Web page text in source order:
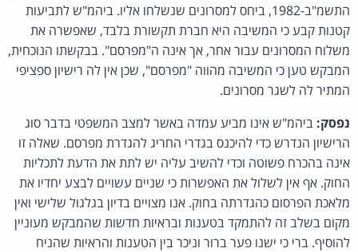
התשמ"ב-1982, ביחס למסרונים שנשלחו אליו. ביהמ"ש לתביעות
קטנות קבע כי המשיבה היא חברת תקשורת בלבד, שאפשרה את
משלוח המסרונים עבור אחר, אך אינה ה"מפרסם". בבקשתו הנוכחית,
המבקש טען כי המשיבה מהווה "מפרסם", שכן אין לה רישיון ספציפי
המתיר לה לשגר מסרונים.
נפסק: ביהמ"ש אינו מביע עמדה באשר למצב המשפטי בדבר סוג
הרישיון הנדרש כדי להיכנס בגדרי החריג להגדרת מפרסם. שאלה זו
אינה בהכרח פשוטה וכדי להשיב עליה יש לתת את הדעת לתכליות
החוק. אף אין לשלול את האפשרות כי שניים עשויים לבצע יחדיו את
מלאכת הפרסום כהגדרתה בחוק. אנו מצויים בדיון בגלגול שלישי ואין
מקום בשלב זה להתמקד בטענות ובראיות חדשות שהמבקש מעוניין
להוסיף. ברי כי ישנו פער ברור וניכר בין הטענות והראיות שהניח